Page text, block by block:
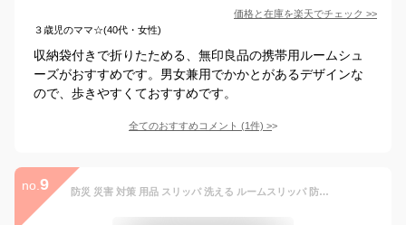
価格と在庫を楽天でチェック >>
３歳児のママ☆(40代・女性)
収納袋付きで折りたためる、無印良品の携帯用ルームシュ
ーズがおすすめです。男女兼用でかかとがあるデザインな
ので、歩きやすくておすすめです。
全てのおすすめコメント (1件) >
no. 9 防災 災害 対策 用品 スリッパ 洗える ルームスリッパ 防災用品 レディース メンズ 室内 普段 履き 便利 グッズ 地震 台風 火災 津波 避難 怪我 防止 釘 ガラス 破片 踏み抜き 踏みぬき 非常用 アイテム ルームシューズ 安全 靴 備え コンパクト 折りたたみ 送料無料